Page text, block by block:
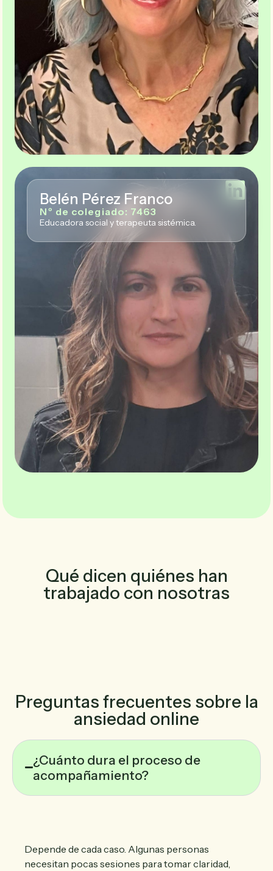
Belén Pérez Franco
Nº de colegiado: 7463
Educadora social y terapeuta sistémica.
Qué dicen quiénes han
trabajado con nosotras
Preguntas frecuentes sobre la
ansiedad online
¿Cuánto dura el proceso de
acompañamiento?
Depende de cada caso. Algunas personas
necesitan pocas sesiones para tomar claridad,